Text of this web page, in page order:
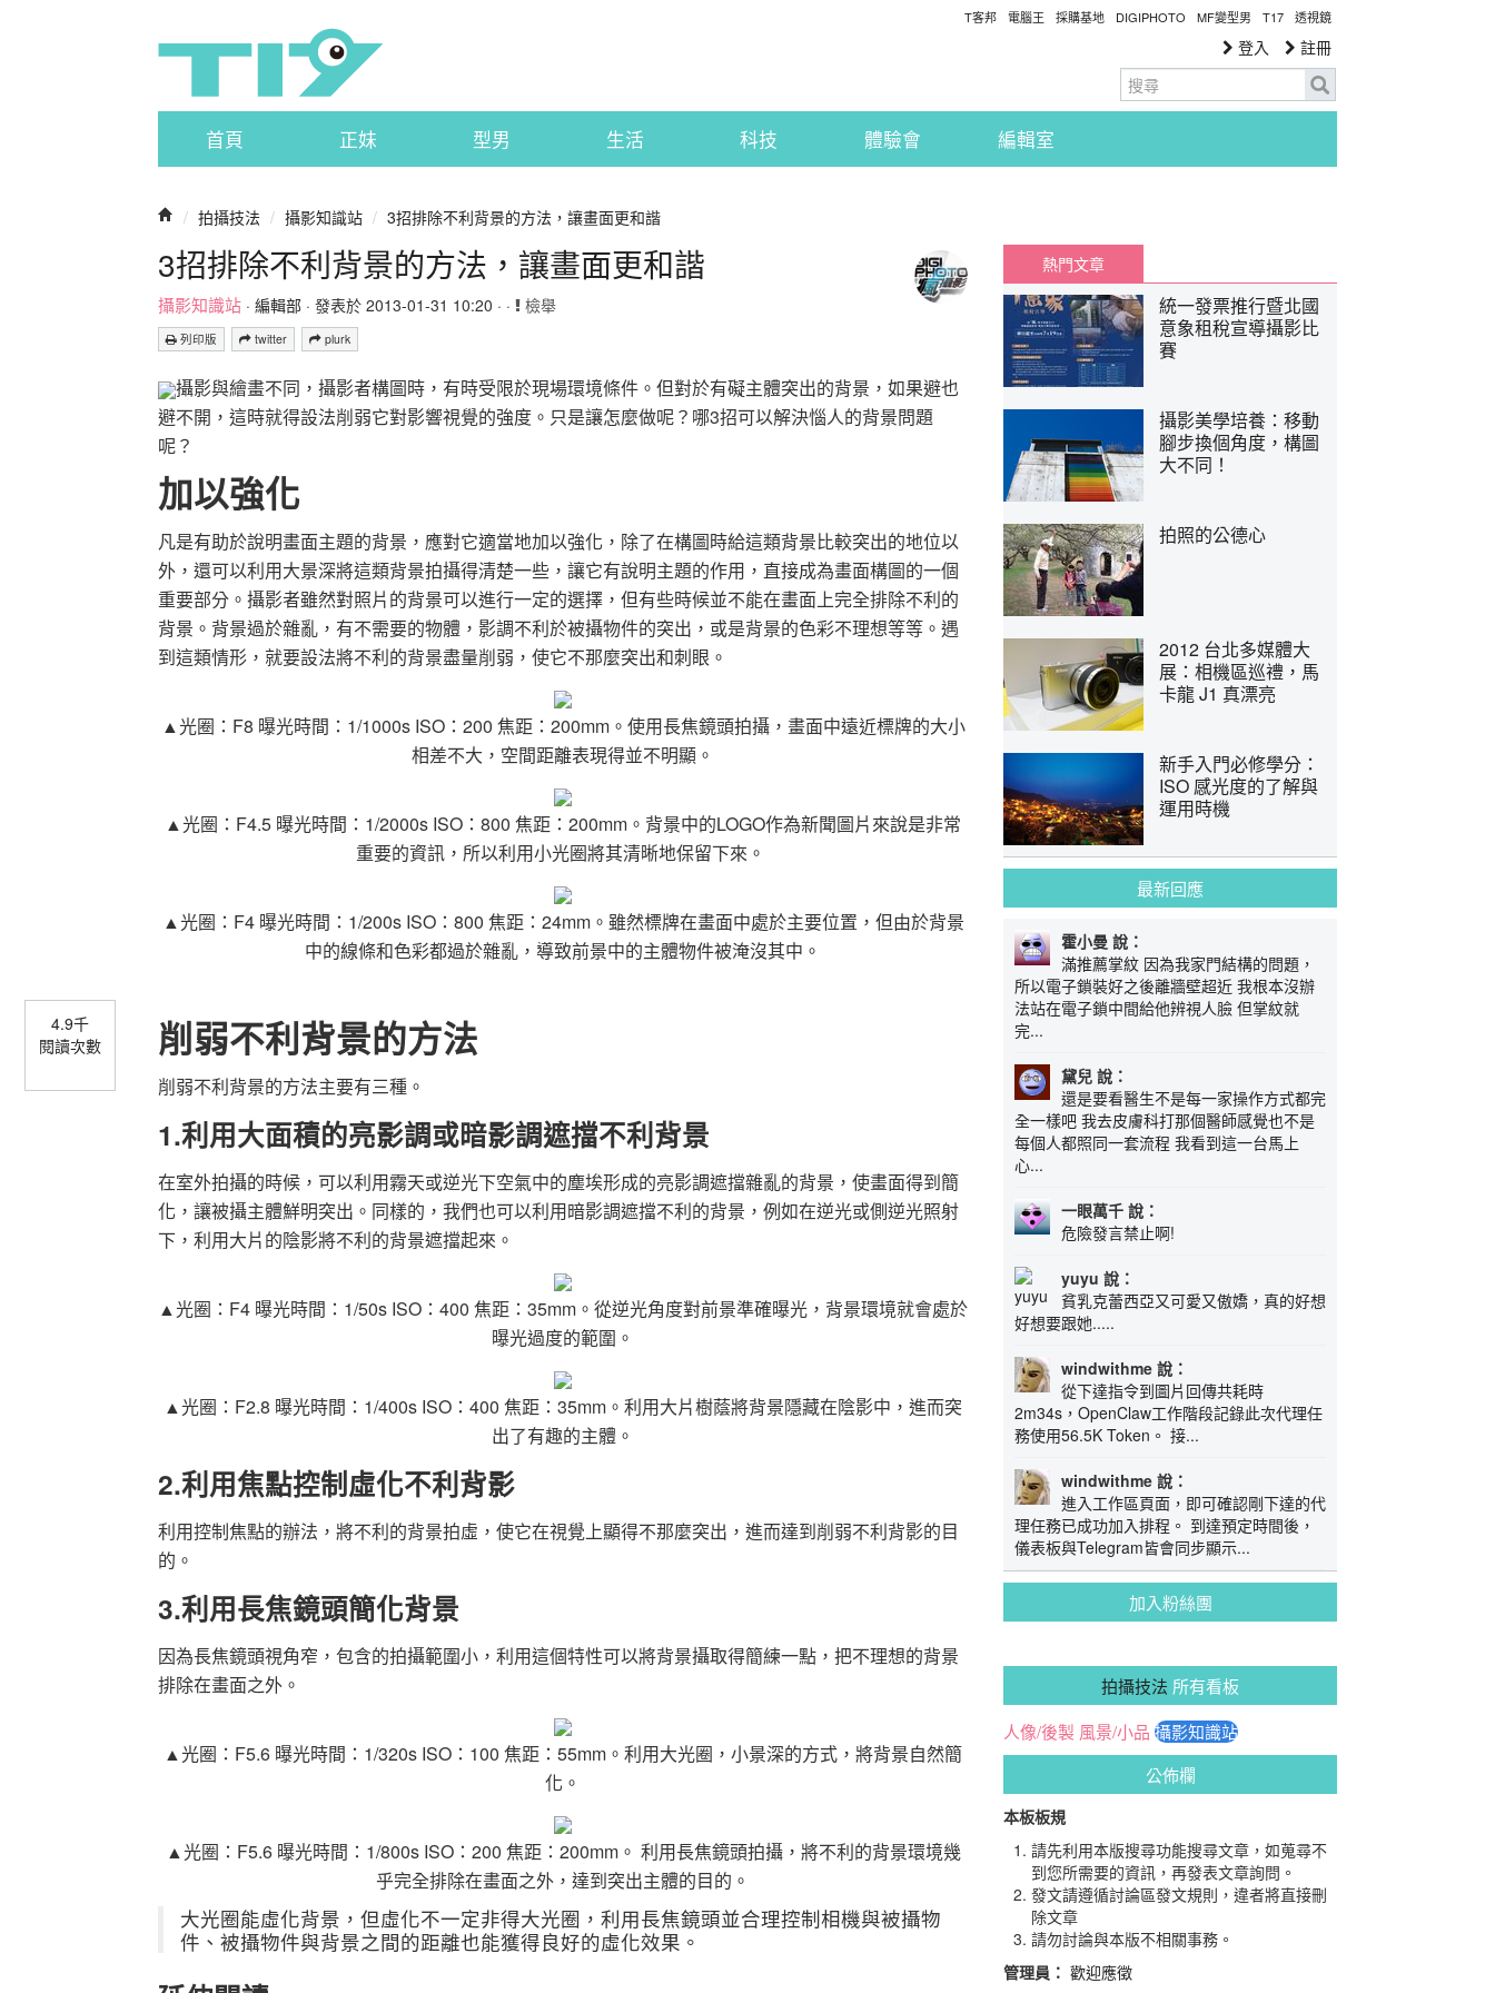
T客邦 電腦王 採購基地 DIGIPHOTO MF變型男 T17 透視鏡
登入 註冊
首頁 正妹 型男 生活 科技 體驗會 編輯室
/ 拍攝技法 / 攝影知識站 / 3招排除不利背景的方法，讓畫面更和諧
3招排除不利背景的方法，讓畫面更和諧
攝影知識站 · 編輯部 · 發表於 2013-01-31 10:20 · · 檢舉
列印版 twitter plurk
4.9千
閱讀次數
攝影與繪畫不同，攝影者構圖時，有時受限於現場環境條件。但對於有礙主體突出的背景，如果避也
避不開，這時就得設法削弱它對影響視覺的強度。只是讓怎麼做呢？哪3招可以解決惱人的背景問題
呢？
加以強化
凡是有助於說明畫面主題的背景，應對它適當地加以強化，除了在構圖時給這類背景比較突出的地位以
外，還可以利用大景深將這類背景拍攝得清楚一些，讓它有說明主題的作用，直接成為畫面構圖的一個
重要部分。攝影者雖然對照片的背景可以進行一定的選擇，但有些時候並不能在畫面上完全排除不利的
背景。背景過於雜亂，有不需要的物體，影調不利於被攝物件的突出，或是背景的色彩不理想等等。遇
到這類情形，就要設法將不利的背景盡量削弱，使它不那麼突出和刺眼。
▲光圈： F8 曝光時間： 1/1000s ISO：200 焦距： 200mm。 使用長焦鏡頭拍攝，畫面中遠近標牌的大小
相差不大，空間距離表現得並不明顯。
▲光圈： F4.5 曝光時間： 1/2000s ISO：800 焦距： 200mm。 背景中的LOGO作為新聞圖片來說是非常
重要的資訊，所以利用小光圈將其清晰地保留下來。
▲光圈： F4 曝光時間： 1/200s ISO：800 焦距： 24mm。 雖然標牌在畫面中處於主要位置，但由於背景
中的線條和色彩都過於雜亂，導致前景中的主體物件被淹沒其中。
削弱不利背景的方法
削弱不利背景的方法主要有三種。
1.利用大面積的亮影調或暗影調遮擋不利背景
在室外拍攝的時候，可以利用霧天或逆光下空氣中的塵埃形成的亮影調遮擋雜亂的背景，使畫面得到簡
化，讓被攝主體鮮明突出。同樣的，我們也可以利用暗影調遮擋不利的背景，例如在逆光或側逆光照射
下，利用大片的陰影將不利的背景遮擋起來。
▲光圈： F4 曝光時間： 1/50s ISO：400 焦距： 35mm。從逆光角度對前景準確曝光，背景環境就會處於
曝光過度的範圍。
▲光圈： F2.8 曝光時間： 1/400s ISO：400 焦距： 35mm。利用大片樹蔭將背景隱藏在陰影中，進而突
出了有趣的主體。
2.利用焦點控制虛化不利背影
利用控制焦點的辦法，將不利的背景拍虛，使它在視覺上顯得不那麼突出，進而達到削弱不利背影的目
的。
3.利用長焦鏡頭簡化背景
因為長焦鏡頭視角窄，包含的拍攝範圍小，利用這個特性可以將背景攝取得簡練一點，把不理想的背景
排除在畫面之外。
▲光圈： F5.6 曝光時間： 1/320s ISO：100 焦距： 55mm。利用大光圈，小景深的方式，將背景自然簡
化。
▲光圈： F5.6 曝光時間： 1/800s ISO：200 焦距： 200mm。 利用長焦鏡頭拍攝，將不利的背景環境幾
乎完全排除在畫面之外，達到突出主體的目的。
大光圈能虛化背景，但虛化不一定非得大光圈，利用長焦鏡頭並合理控制相機與被攝物
件、被攝物件與背景之間的距離也能獲得良好的虛化效果。
熱門文章
統一發票推行暨北國
意象租稅宣導攝影比
賽
攝影美學培養：移動
腳步換個角度，構圖
大不同！
拍照的公德心
2012 台北多媒體大
展：相機區巡禮，馬
卡龍 J1 真漂亮
新手入門必修學分：
ISO 感光度的了解與
運用時機
最新回應
霍小曼 說：
滿推薦掌紋 因為我家門結構的問題，
所以電子鎖裝好之後離牆壁超近 我根本沒辦
法站在電子鎖中間給他辨視人臉 但掌紋就
完...
黛兒 說：
還是要看醫生不是每一家操作方式都完
全一樣吧 我去皮膚科打那個醫師感覺也不是
每個人都照同一套流程 我看到這一台馬上
心...
一眼萬千 說：
危險發言禁止啊!
yuyu 說：
貧乳克蕾西亞又可愛又傲嬌，真的好想
好想要跟她.....
windwithme 說：
從下達指令到圖片回傳共耗時
2m34s，OpenClaw工作階段記錄此次代理任
務使用56.5K Token。 接...
windwithme 說：
進入工作區頁面，即可確認剛下達的代
理任務已成功加入排程。 到達預定時間後，
儀表板與Telegram皆會同步顯示...
加入粉絲團
拍攝技法 所有看板
人像/後製 風景/小品 攝影知識站
公佈欄
本板板規
請先利用本版搜尋功能搜尋文章，如蒐尋不
到您所需要的資訊，再發表文章詢問。
發文請遵循討論區發文規則，違者將直接刪
除文章
請勿討論與本版不相關事務。
管理員： 歡迎應徵